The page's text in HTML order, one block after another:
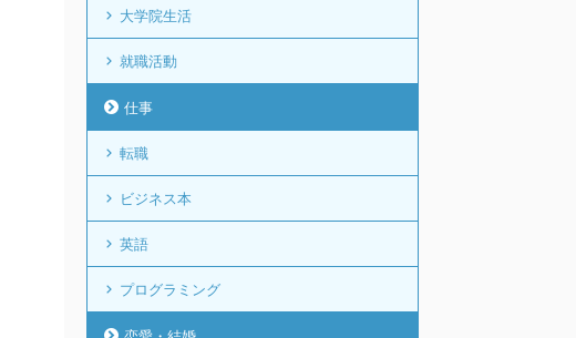
大学院生活
就職活動
仕事
転職
ビジネス本
英語
プログラミング